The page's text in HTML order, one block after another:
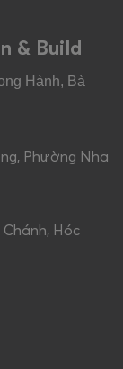
& Build
Hành, Bà
Phường Nha
Chánh, Hóc